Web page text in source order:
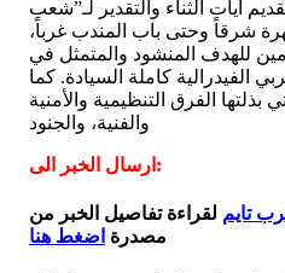
آيات الثناء والتقدير لـ”شعب
شرقاً وحتى باب المندب غرباً،
للهدف المنشود والمتمثل في
الفيدرالية كاملة السيادة. كما
بذلتها الفرق التنظيمية والأمنية
والفنية، والجنود
ارسال الخبر الى:
تايم لقراءة تفاصيل الخبر من
مصدرة اضغط هنا